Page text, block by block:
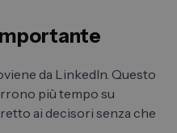
da LinkedIn. Questo
più tempo su
ai decisori senza che